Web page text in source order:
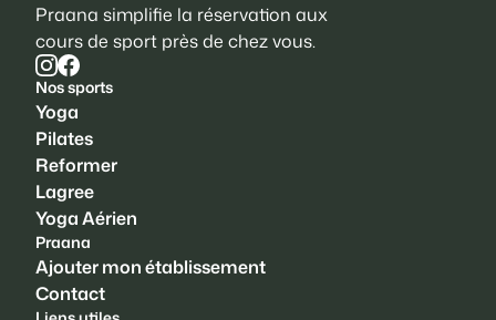
Praana simplifie la réservation aux
cours de sport près de chez vous.
Nos sports
Yoga
Pilates
Reformer
Lagree
Yoga Aérien
Praana
Ajouter mon établissement
Contact